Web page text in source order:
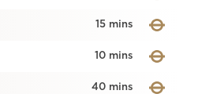
15 mins
10 mins
40 mins